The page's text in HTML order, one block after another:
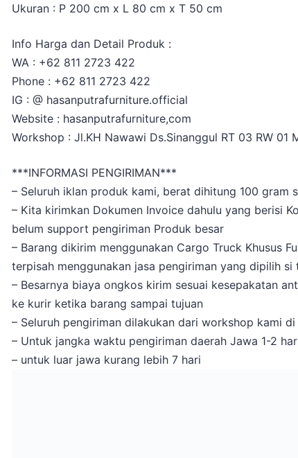
Ukuran : P 200 cm x L 80 cm x T 50 cm
Info Harga dan Detail Produk :
WA : +62 811 2723 422
Phone : +62 811 2723 422
IG : @ hasanputrafurniture.official
Website : hasanputrafurniture,com
Workshop : Jl.KH Nawawi Ds.Sinanggul RT 03 RW 01
***INFORMASI PENGIRIMAN***
– Seluruh iklan produk kami, berat dihitung 100 gram
– Kita kirimkan Dokumen Invoice dahulu yang berisi
belum support pengiriman Produk besar
– Barang dikirim menggunakan Cargo Truck Khusus
terpisah menggunakan jasa pengiriman yang dipilih
– Besarnya biaya ongkos kirim sesuai kesepakatan
ke kurir ketika barang sampai tujuan
– Seluruh pengiriman dilakukan dari workshop kami
– Untuk jangka waktu pengiriman daerah Jawa 1-2
– untuk luar jawa kurang lebih 7 hari